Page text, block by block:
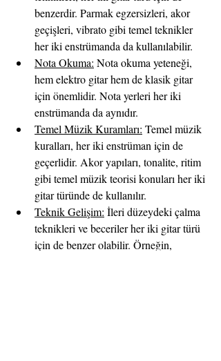
benzerdir. Parmak egzersizleri, akor
geçişleri, vibrato gibi temel teknikler
her iki enstrümanda da kullanılabilir.
Nota Okuma: Nota okuma yeteneği,
hem elektro gitar hem de klasik gitar
için önemlidir. Nota yerleri her iki
enstrümanda da aynıdır.
Temel Müzik Kuramları: Temel müzik
kuralları, her iki enstrüman için de
geçerlidir. Akor yapıları, tonalite, ritim
gibi temel müzik teorisi konuları her iki
gitar türünde de kullanılır.
Teknik Gelişim: İleri düzeydeki çalma
teknikleri ve beceriler her iki gitar türü
için de benzer olabilir. Örneğin,